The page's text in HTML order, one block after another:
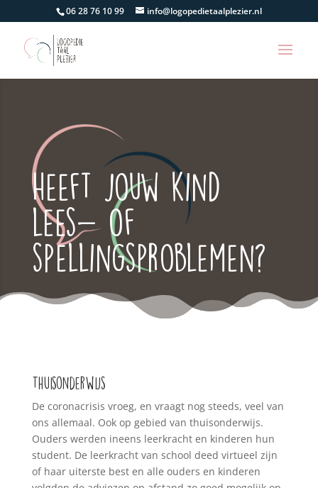
06 28 76 10 99 info@logopedietaalplezier.nl
Heeft jouw kind
lees- of
spellingsproblemen?
Thuisonderwijs
De coronacrisis vroeg, en vraagt nog steeds, veel van
ons allemaal. Ook op gebied van thuisonderwijs.
Ouders werden ineens leerkracht en kinderen hun
student. De leerkracht van school deed virtueel zijn
of haar uiterste best en alle ouders en kinderen